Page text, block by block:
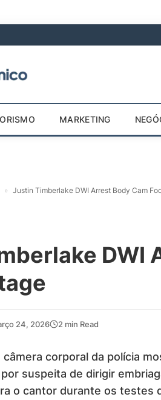
MARKETING
» Justin Timberlake DWI Arrest Body Cam
DWI
24, 2026 2 min Read
câmera corporal da polícia
suspeita de dirigir
o cantor durante os testes